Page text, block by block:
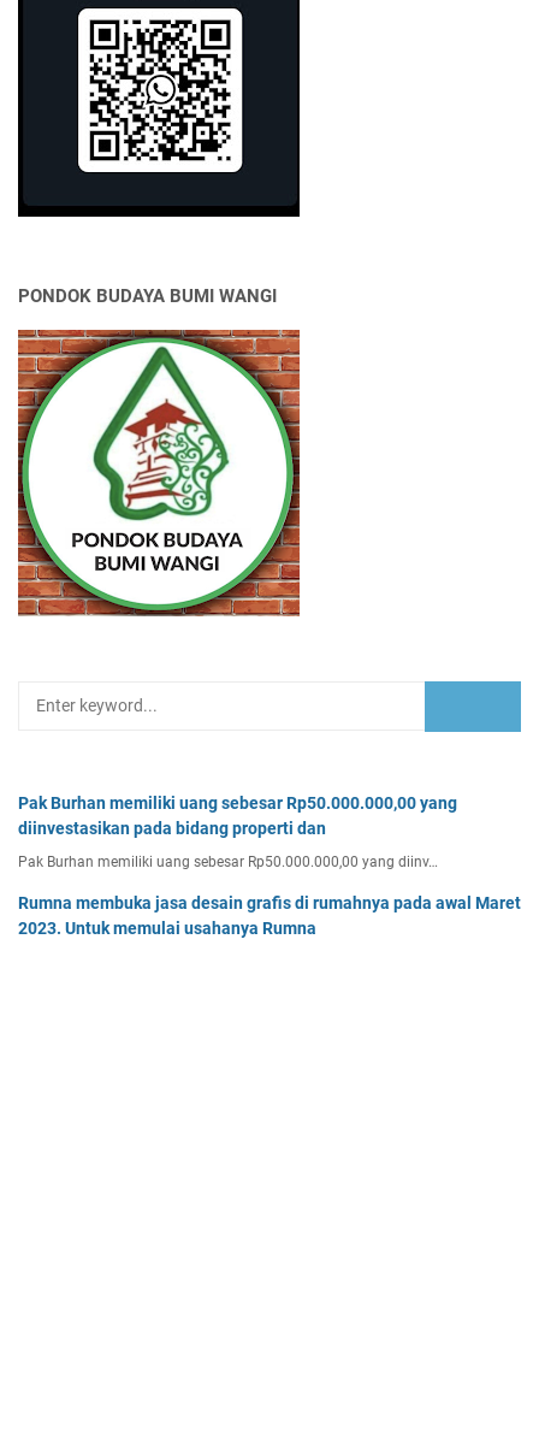
PONDOK BUDAYA BUMI WANGI
Pak Burhan memiliki uang sebesar Rp50.000.000,00 yang
diinvestasikan pada bidang properti dan
Pak Burhan memiliki uang sebesar Rp50.000.000,00 yang diinv…
Rumna membuka jasa desain grafis di rumahnya pada awal Maret
2023. Untuk memulai usahanya Rumna